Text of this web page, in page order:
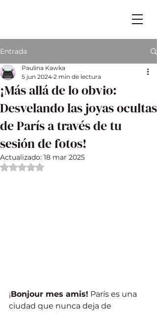
Entrada
¡Más allá de lo obvio:
Desvelando las joyas ocultas
de París a través de tu
sesión de fotos!
Paulina Kawka
5 jun 2024 2 min de lectura
Actualizado: 18 mar 2025
Obtuvo NaN de 5 estrellas.
¡Bonjour mes amis! París es una
ciudad que nunca deja de